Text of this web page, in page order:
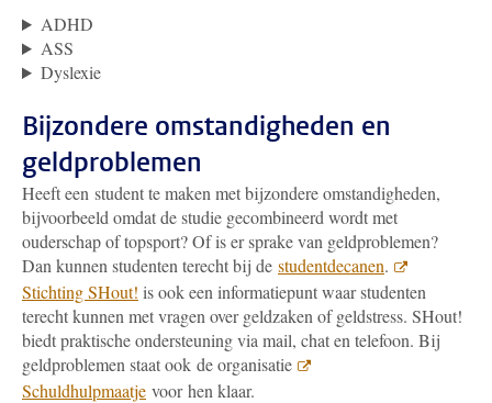
ADHD
ASS
Dyslexie
Bijzondere omstandigheden en
geldproblemen
Heeft een student te maken met bijzondere omstandigheden,
bijvoorbeeld omdat de studie gecombineerd wordt met
ouderschap of topsport? Of is er sprake van geldproblemen?
Dan kunnen studenten terecht bij de studentdecanen.
Stichting SHout! is ook een informatiepunt waar studenten
terecht kunnen met vragen over geldzaken of geldstress. SHout!
biedt praktische ondersteuning via mail, chat en telefoon. Bij
geldproblemen staat ook de organisatie
Schuldhulpmaatje voor hen klaar.